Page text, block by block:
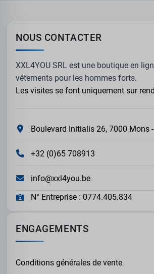
NOUS CONTACTER
XXL4YOU SRL est une boutique en
vêtements pour les hommes forts.
Les visites se font uniquement sur
Boulevard Initialis 26, 7000 Mons
+32 (0)65 708913
info@xxl4you.be
N° Entreprise : 0774.405.834
ENGAGEMENTS
Conditions générales de vente